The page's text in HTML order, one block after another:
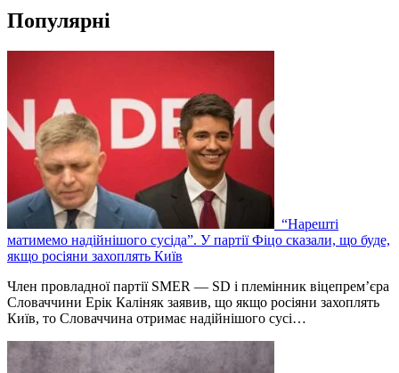
Популярні
“Нарешті
матимемо надійнішого сусіда”. У партії Фіцо сказали, що буде,
якщо росіяни захоплять Київ
Член провладної партії SMER — SD і племінник віцепрем’єра
Словаччини Ерік Каліняк заявив, що якщо росіяни захоплять
Київ, то Словаччина отримає надійнішого сусі…